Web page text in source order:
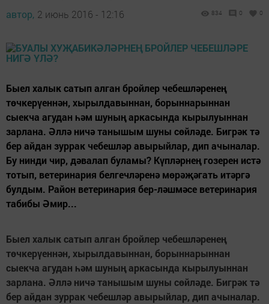
автор, 2 июнь 2016 - 12:16 834 0 0
Быел халык сатып алган бройлер чебешләренең
төчкерүеннән, хырылдавыннан, борыннарыннан
сыекча агудан һәм шуның аркасында кырылуыннан
зарлана. Әллә ничә танышым шуны сөйләде. Бигрәк тә
бер айдан зуррак чебешләр авырыйлар, дип ачыналар.
Бу нинди чир, дәвалап буламы? Күпләрнең гозерен истә
тотып, ветеринария белгечләренә мөрәҗәгать итәргә
булдым. Район ветеринария бер-ләшмәсе ветеринария
табибы Әмир...
Быел халык сатып алган бройлер чебешләренең
төчкерүеннән, хырылдавыннан, борыннарыннан
сыекча агудан һәм шуның аркасында кырылуыннан
зарлана. Әллә ничә танышым шуны сөйләде. Бигрәк тә
бер айдан зуррак чебешләр авырыйлар, дип ачыналар.